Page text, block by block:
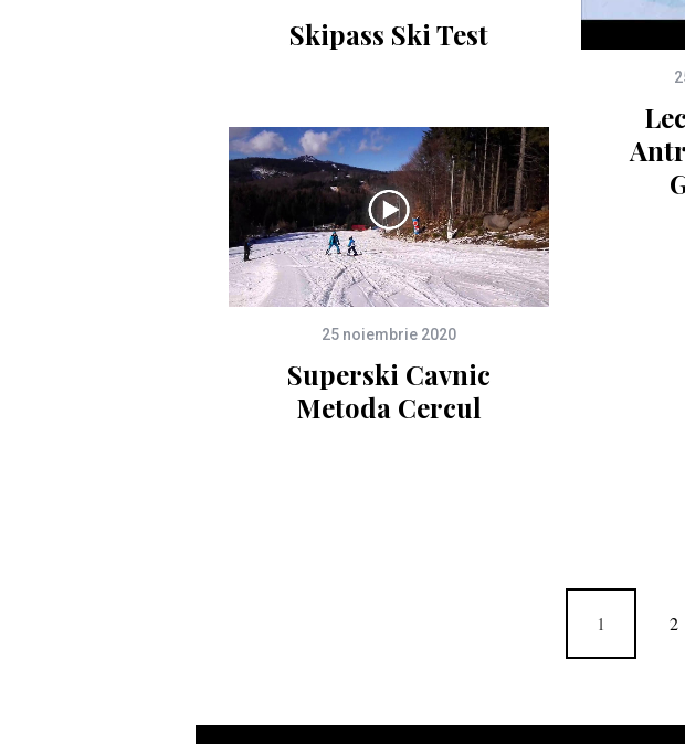
Skipass Ski Test
25 noiembrie 2020
Superski Cavnic
Metoda Cercul
1 2